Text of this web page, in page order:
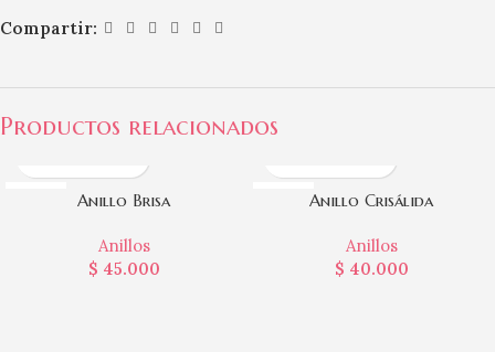
Compartir:
Productos relacionados
Anillo Brisa
Anillos
$ 45.000
Anillo Crisálida
Anillos
$ 40.000